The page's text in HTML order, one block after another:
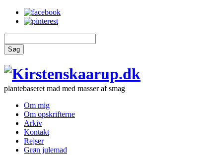
Søg
plantebaseret mad med masser af smag
Om mig
Om opskrifterne
Arkiv
Kontakt
Rejser
Grøn julemad